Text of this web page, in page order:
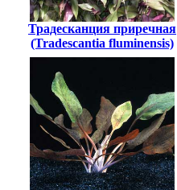
Традесканция приречная
(Tradescantia fluminensis)